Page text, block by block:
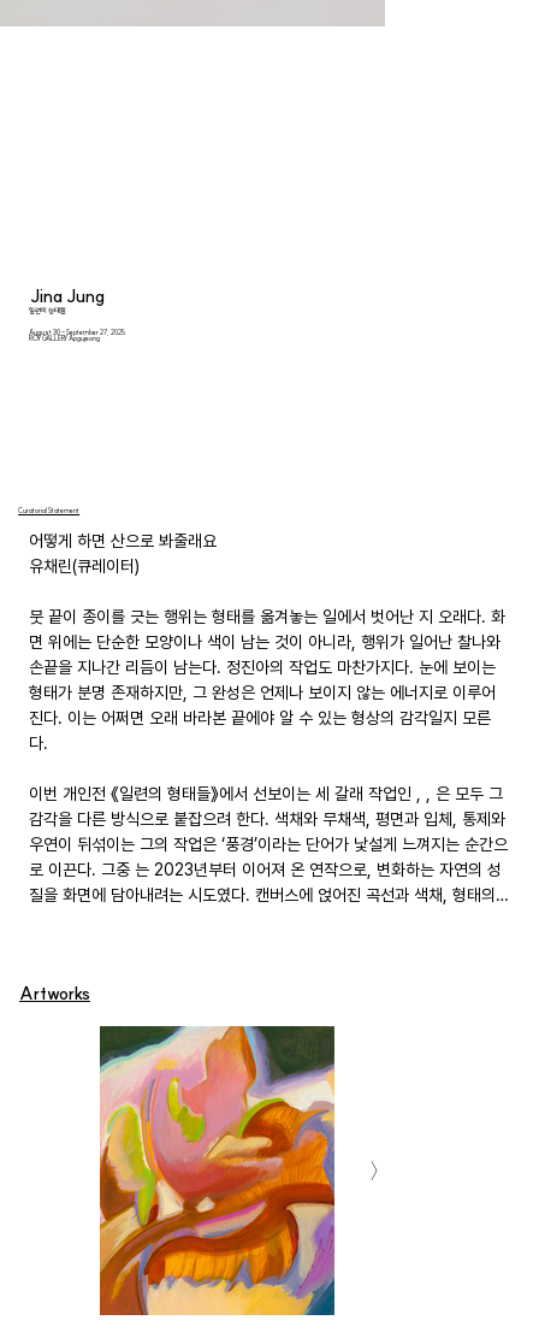
Jina Jung
일련의 형태들
August 30 - September 27, 2025
ROY GALLERY Apgujeong
Curatorial Statement
어떻게 하면 산으로 봐줄래요
유채린(큐레이터)
붓 끝이 종이를 긋는 행위는 형태를 옮겨놓는 일에서 벗어난 지 오래다. 화
면 위에는 단순한 모양이나 색이 남는 것이 아니라, 행위가 일어난 찰나와
손끝을 지나간 리듬이 남는다. 정진아의 작업도 마찬가지다. 눈에 보이는
형태가 분명 존재하지만, 그 완성은 언제나 보이지 않는 에너지로 이루어
진다. 이는 어쩌면 오래 바라본 끝에야 알 수 있는 형상의 감각일지 모른
다.
이번 개인전 《일련의 형태들》에서 선보이는 세 갈래 작업인 , , 은 모두 그
감각을 다른 방식으로 붙잡으려 한다. 색채와 무채색, 평면과 입체, 통제와
우연이 뒤섞이는 그의 작업은 ‘풍경’이라는 단어가 낯설게 느껴지는 순간으
로 이끈다. 그중 는 2023년부터 이어져 온 연작으로, 변화하는 자연의 성
질을 화면에 담아내려는 시도였다. 캔버스에 얹어진 곡선과 색채, 형태의
을 던진다. 이 질문은 보이는 것과 보인다고 믿는 것 사이의 틈을 벌려내
연물의 형태를 옮기는 것과는 차별화되는 이 작업은 자연이라는 대상이 성
립되는 시각적 조건과 인식의 구조를 더듬는 과정이다.
인식 구조에 대한 이러한 발상은, 동양화와 인터랙티브 텔레커뮤니케이션
프로그램(Interactive Telecommunications Program)을 함께 전공
한 작가의 배경과 무관하지 않다. 그는 회화와 더불어, 풍경을 인식하게 하
는 요소들을 디지털 화면 속에 구축하는 실험을 꾸준히 이어왔다. 동양화
의 시점은 서양 회화의 일점투시와 달리, 시간성을 품은 채 이동하며 대상
과 관계를 맺는다. 디지털 네이티브 세대인 작가는 이 시간성을 디지털 환
경으로 옮겨오며, 또 다른 인식 방식을 모색해왔다. 2진법 세계에서 물체
를 인식하는 방식은 여러 방향에서 포착한 장면을 조합해 형태를 완성하는
Artworks